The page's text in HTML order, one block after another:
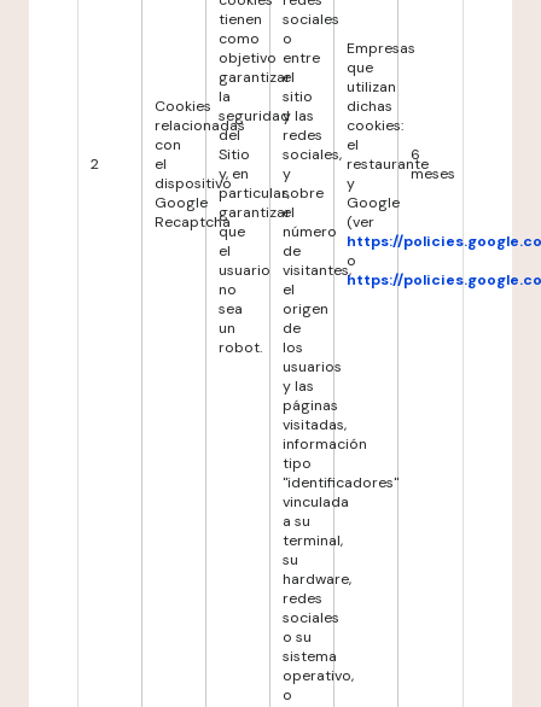
2
Cookies
relacionadas
con
el
dispositivo
Google
Recaptcha
tienen
como
objetivo
garantizar
la
seguridad
del
Sitio
y, en
particular,
garantizar
que
el
usuario
no
sea
un
robot.
sociales
o
entre
el
sitio
y las
redes
sociales,
y
sobre
el
número
de
visitantes,
el
origen
de
los
usuarios
y las
páginas
visitadas,
información
tipo
"identificadores"
vinculada
a su
terminal,
su
hardware,
redes
sociales
o su
sistema
operativo,
o
Empresas
que
utilizan
dichas
cookies:
el
restaurante
y
Google
(ver
https://
o
https://
6
meses